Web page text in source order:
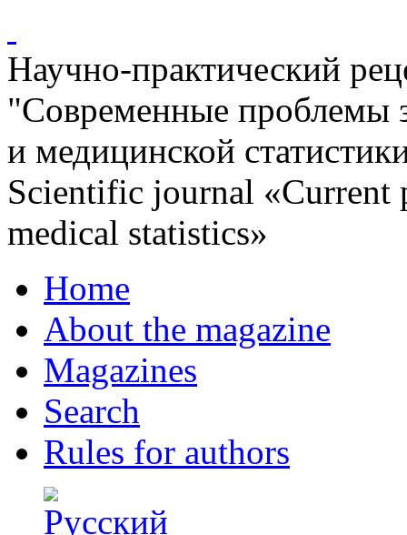
Научно-практический
"Современные проблемы
и медицинской
Scientific journal «Current
medical statistics»
Home
About the magazine
Magazines
Search
Rules for authors